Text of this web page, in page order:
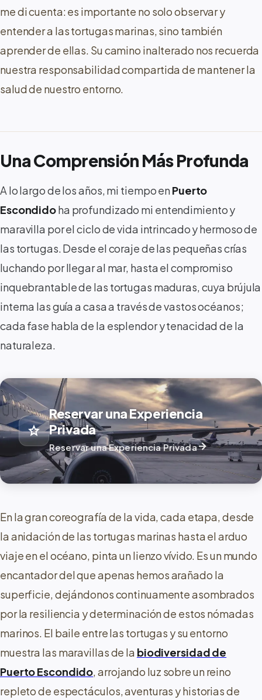
me di cuenta: es importante no solo observar y
entender a las tortugas marinas, sino también
aprender de ellas. Su camino inalterado nos recuerda
nuestra responsabilidad compartida de mantener la
salud de nuestro entorno.
Una Comprensión Más Profunda
A lo largo de los años, mi tiempo enPuerto
Escondidoha profundizado mi entendimiento y
maravilla por el ciclo de vida intrincado y hermoso de
las tortugas. Desde el coraje de las pequeñas crías
luchando por llegar al mar, hasta el compromiso
inquebrantable de las tortugas maduras, cuya brújula
interna las guía a casa a través de vastos océanos;
cada fase habla de la esplendor y tenacidad de la
naturaleza.
star
Reservar una Experiencia
Privada
Reservar una Experiencia Privadaarrow_forward
En la gran coreografía de la vida, cada etapa, desde
la anidación de las tortugas marinas hasta el arduo
viaje en el océano, pinta un lienzo vívido. Es un mundo
encantador del que apenas hemos arañado la
superficie, dejándonos continuamente asombrados
por la resiliencia y determinación de estos nómadas
marinos. El baile entre las tortugas y su entorno
muestra las maravillas de la biodiversidad de
Puerto Escondido, arrojando luz sobre un reino
repleto de espectáculos, aventuras y historias de